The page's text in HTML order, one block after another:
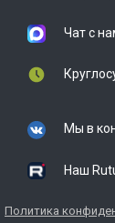
Чат с
Мы в
Наш
Политика